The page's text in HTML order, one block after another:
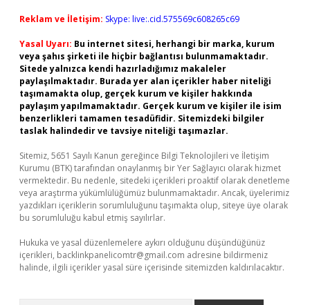
Reklam ve İletişim: Skype: live:.cid.575569c608265c69
Yasal Uyarı: Bu internet sitesi, herhangi bir marka, kurum
veya şahıs şirketi ile hiçbir bağlantısı bulunmamaktadır.
Sitede yalnızca kendi hazırladığımız makaleler
paylaşılmaktadır. Burada yer alan içerikler haber niteliği
taşımamakta olup, gerçek kurum ve kişiler hakkında
paylaşım yapılmamaktadır. Gerçek kurum ve kişiler ile isim
benzerlikleri tamamen tesadüfidir. Sitemizdeki bilgiler
taslak halindedir ve tavsiye niteliği taşımazlar.
Sitemiz, 5651 Sayılı Kanun gereğince Bilgi Teknolojileri ve İletişim
Kurumu (BTK) tarafından onaylanmış bir Yer Sağlayıcı olarak hizmet
vermektedir. Bu nedenle, sitedeki içerikleri proaktif olarak denetleme
veya araştırma yükümlülüğümüz bulunmamaktadır. Ancak, üyelerimiz
yazdıkları içeriklerin sorumluluğunu taşımakta olup, siteye üye olarak
bu sorumluluğu kabul etmiş sayılırlar.
Hukuka ve yasal düzenlemelere aykırı olduğunu düşündüğünüz
içerikleri, backlinkpanelicomtr@gmail.com adresine bildirmeniz
halinde, ilgili içerikler yasal süre içerisinde sitemizden kaldırılacaktır.